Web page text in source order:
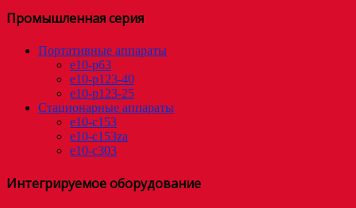
Промышленная серия
Портативные аппараты
e10-p63
e10-p123-40
e10-p123-25
Стационарные аппараты
e10-c153
e10-c153za
e10-c303
Интегрируемое оборудование